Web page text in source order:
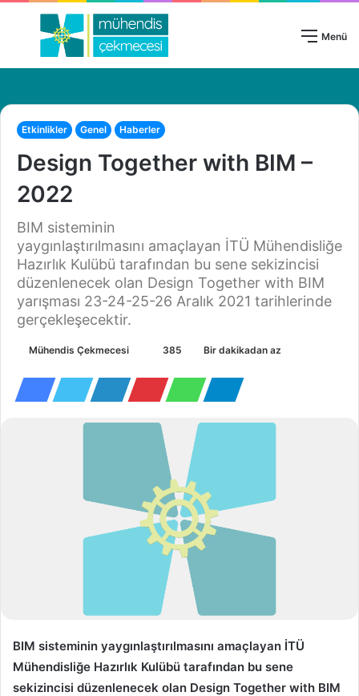
Giriş Yap Menü
Etkinlikler Genel Haberler
Design Together with BIM –
2022
BIM sisteminin
yaygınlaştırılmasını amaçlayan İTÜ Mühendisliğe
Hazırlık Kulübü tarafından bu sene sekizincisi
düzenlenecek olan Design Together with BIM
yarışması 23-24-25-26 Aralık 2021 tarihlerinde
gerçekleşecektir.
Mühendis Çekmecesi
posta
385 Bir dakikadan az
BIM sisteminin yaygınlaştırılmasını amaçlayan İTÜ
Mühendisliğe Hazırlık Kulübü tarafından bu sene
sekizincisi düzenlenecek olan Design Together with BIM